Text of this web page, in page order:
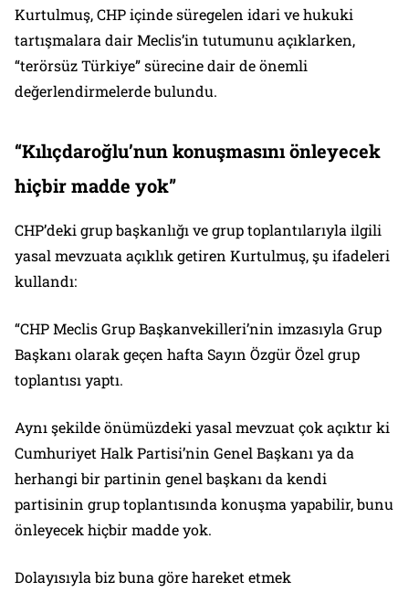
Kurtulmuş, CHP içinde süregelen idari ve hukuki
tartışmalara dair Meclis’in tutumunu açıklarken,
“terörsüz Türkiye” sürecine dair de önemli
değerlendirmelerde bulundu.
“Kılıçdaroğlu’nun konuşmasını önleyecek
hiçbir madde yok”
CHP’deki grup başkanlığı ve grup toplantılarıyla ilgili
yasal mevzuata açıklık getiren Kurtulmuş, şu ifadeleri
kullandı:
“CHP Meclis Grup Başkanvekilleri’nin imzasıyla Grup
Başkanı olarak geçen hafta Sayın Özgür Özel grup
toplantısı yaptı.
Aynı şekilde önümüzdeki yasal mevzuat çok açıktır ki
Cumhuriyet Halk Partisi’nin Genel Başkanı ya da
herhangi bir partinin genel başkanı da kendi
partisinin grup toplantısında konuşma yapabilir, bunu
önleyecek hiçbir madde yok.
Dolayısıyla biz buna göre hareket etmek